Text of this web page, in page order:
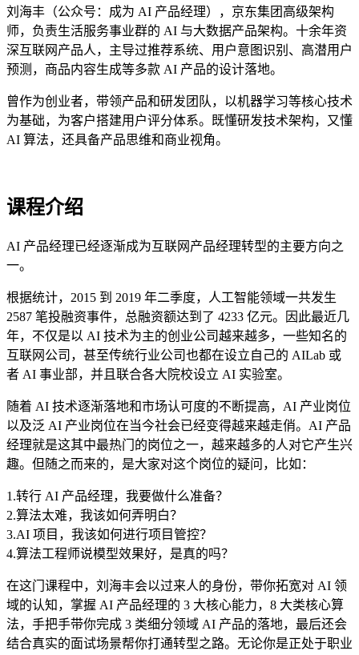
刘海丰（公众号：成为 AI 产品经理），京东集团高级架构
师，负责生活服务事业群的 AI 与大数据产品架构。十余年资
深互联网产品人，主导过推荐系统、用户意图识别、高潜用户
预测，商品内容生成等多款 AI 产品的设计落地。
曾作为创业者，带领产品和研发团队，以机器学习等核心技术
为基础，为客户搭建用户评分体系。既懂研发技术架构，又懂
AI 算法，还具备产品思维和商业视角。
课程介绍
AI 产品经理已经逐渐成为互联网产品经理转型的主要方向之
一。
根据统计，2015 到 2019 年二季度，人工智能领域一共发生
2587 笔投融资事件，总融资额达到了 4233 亿元。因此最近几
年，不仅是以 AI 技术为主的创业公司越来越多，一些知名的
互联网公司，甚至传统行业公司也都在设立自己的 AILab 或
者 AI 事业部，并且联合各大院校设立 AI 实验室。
随着 AI 技术逐渐落地和市场认可度的不断提高，AI 产业岗位
以及泛 AI 产业岗位在当今社会已经变得越来越走俏。AI 产品
经理就是这其中最热门的岗位之一，越来越多的人对它产生兴
趣。但随之而来的，是大家对这个岗位的疑问，比如：
1.转行 AI 产品经理，我要做什么准备？
2.算法太难，我该如何弄明白？
3.AI 项目，我该如何进行项目管控？
4.算法工程师说模型效果好，是真的吗？
在这门课程中，刘海丰会以过来人的身份，带你拓宽对 AI 领
域的认知，掌握 AI 产品经理的 3 大核心能力，8 大类核心算
法，手把手带你完成 3 类细分领域 AI 产品的落地，最后还会
结合真实的面试场景帮你打通转型之路。无论你是正处于职业